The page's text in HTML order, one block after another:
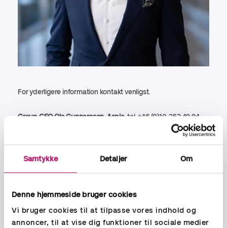
Samtykke Detaljer Om
Denne hjemmeside bruger cookies
Vi bruger cookies til at tilpasse vores indhold og
annoncer, til at vise dig funktioner til sociale medier
For yderligere information kontakt venligst.
Group CEO Ola Gunnarsson, Aspia, tel. +46 (0)10-252 49 94,
email:pia.tornqvist@aspia.se
44 410 3570, email:niklas.sonkin@finago.com
CMO, Katarina Ylikorkala, Accountor Holding,tel: +358 50